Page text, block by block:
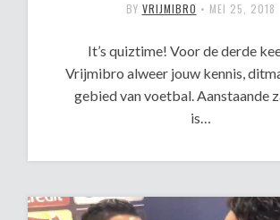
BY VRIJMIBRO • MEI 25, 2018
It’s quiztime! Voor de derde
Vrijmibro alweer jouw kennis,
gebied van voetbal. Aanstaande
is…